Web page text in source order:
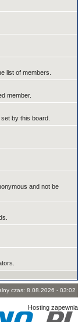
list of members.
member.
by this board.
and not be
czas: 8.08.2026 - 03:02
Hosting zapewnia